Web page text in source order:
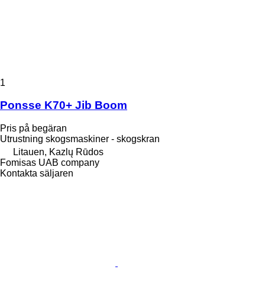
1
Ponsse K70+ Jib Boom
Pris på begäran
Utrustning skogsmaskiner - skogskran
Litauen, Kazlų Rūdos
Fomisas UAB company
Kontakta säljaren